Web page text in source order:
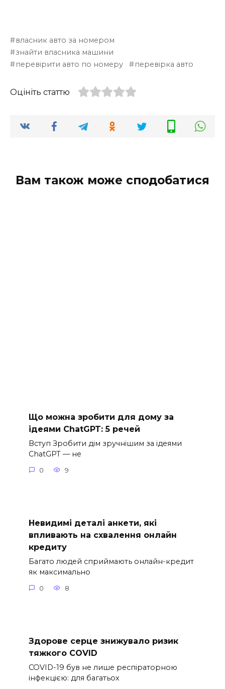
власник авто за номером
знайти власника машини
перевірити авто по номеру
перевірка авто
Оцініть статтю
Вам також може сподобатися
Що можна зробити для дому за
ідеями ChatGPT: 5 речей
Вступ Зробити дім зручнішим за ідеями
ChatGPT — не
0 9
Невидимі деталі анкети, які
впливають на схвалення онлайн
кредиту
Багато людей сприймають онлайн-кредит
як максимально
0 8
Здорове серце знижувало ризик
тяжкого COVID
COVID-19 був не лише респіраторною
інфекцією: для багатьох